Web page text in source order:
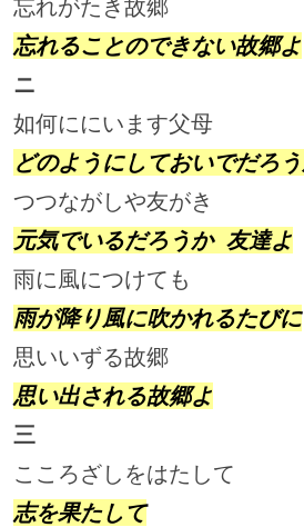
忘
忘れることのできない故郷よ
ニ
如
どのようにしておいでだろ
元気でいるだろうか 友達よ
雨が降り風に吹かれるたびに
思
思い出される故郷よ
三
志を果たして